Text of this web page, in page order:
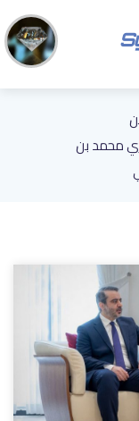
محمد بن